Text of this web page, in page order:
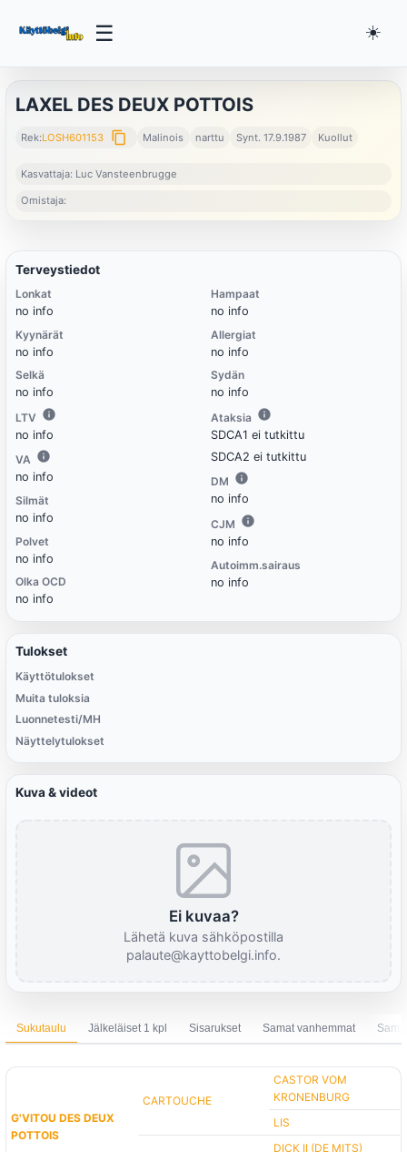
☰ ☀️
LAXEL DES DEUX POTTOIS
Rek:LOSH601153 content_copy Malinois narttu Synt. 17.9.1987 Kuollut
Kasvattaja: Luc Vansteenbrugge
Omistaja:
Terveystiedot
Lonkat
no info
Kyynärät
no info
Selkä
no info
LTV
no info
VA
no info
Silmät
no info
Polvet
no info
Olka OCD
no info
Hampaat
no info
Allergiat
no info
Sydän
no info
Ataksia
SDCA1 ei tutkittu
SDCA2 ei tutkittu
DM
no info
CJM
no info
Autoimm.sairaus
no info
Tulokset
Käyttötulokset
Muita tuloksia
Luonnetesti/MH
Näyttelytulokset
Kuva & videot
Ei kuvaa?
Lähetä kuva sähköpostilla
palaute@kayttobelgi.info.
Sukutaulu Jälkeläiset 1 kpl Sisarukset Samat vanhemmat
G'VITOU DES DEUX
POTTOIS
CARTOUCHE
CASTOR VOM
KRONENBURG
LIS
DICK II (DE MITS)